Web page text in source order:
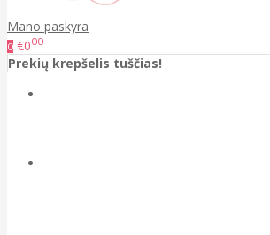
Mano paskyra
0 €000
Prekių krepšelis tuščias!